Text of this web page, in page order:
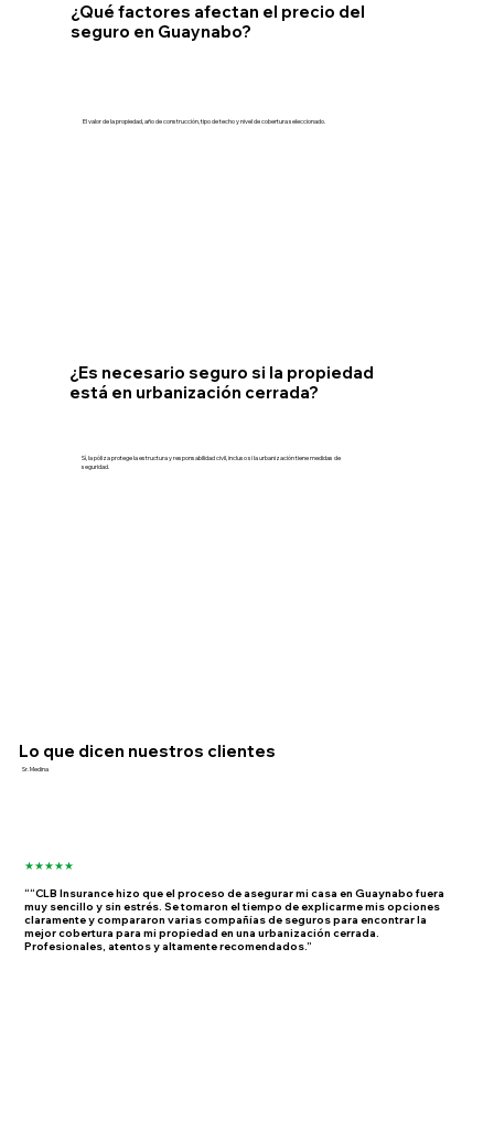
¿Qué factores afectan el precio del
seguro en Guaynabo?
El valor de la propiedad, año de construcción, tipo de techo y nivel de cobertura seleccionado.
¿Es necesario seguro si la propiedad
está en urbanización cerrada?
Sí, la póliza protege la estructura y responsabilidad civil, incluso si la urbanización tiene medidas de
seguridad.
Lo que dicen nuestros clientes
★★★★★
““CLB Insurance hizo que el proceso de asegurar mi casa en Guaynabo fuera
muy sencillo y sin estrés. Se tomaron el tiempo de explicarme mis opciones
claramente y compararon varias compañías de seguros para encontrar la
mejor cobertura para mi propiedad en una urbanización cerrada.
Profesionales, atentos y altamente recomendados.”
Sr. Medina